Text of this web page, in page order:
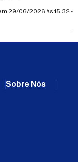
29/06/2026 às 15:32 -
Sobre Nós